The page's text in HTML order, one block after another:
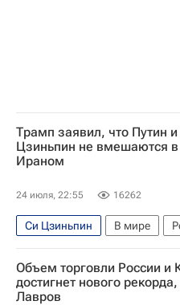
Трамп заявил, что Путин
Цзиньпин не вмешаются в
Ираном
24 июля, 22:55 16262
Си Цзиньпин В мире
Иран
Дональд Трамп
Объем торговли России и
достигнет нового
Лавров